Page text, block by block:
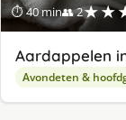
⏱ 40 min👥 2
Aardappelen
Avondeten &